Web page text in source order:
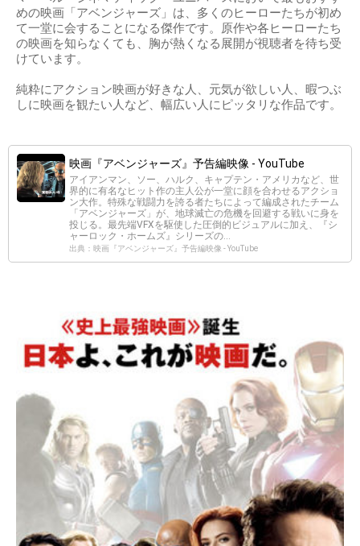
めの映画「アベンジャーズ」は、多くのヒーローたちが初め
て一堂に会することになる傑作です。原作や各ヒーローたち
の映画を知らなくても、胸が熱くなる展開が視聴者を待ち受
けています。
純粋にアクション映画が好きな人、元気が欲しい人、暇つぶ
しに映画を観たい人など、幅広い人にピッタリな作品です。
映画『アベンジャーズ』予告編映像 - YouTube
アイアンマン、ソー、ハルク、キャプテン・アメリカなど、世
界的に有名なヒット作の主人公が一堂に顔を合わせるアクショ
ン大作。特殊な戦闘力を誇る者たちによって編成されたチーム
「アベンジャーズ」が、地球滅亡の危機を回避する戦いに身を
投じる。最先端VFXを駆使した圧倒的ビジュアルに加え、『シ
ャーロック・ホームズ』シリーズの...
出典：映画『アベンジャーズ』予告編映像 - YouTube